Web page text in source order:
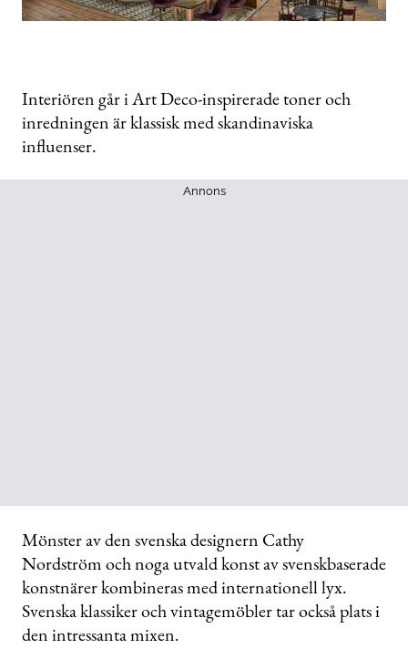
Interiören går i Art Deco-inspirerade toner och
inredningen är klassisk med skandinaviska
influenser.
Annons
Mönster av den svenska designern Cathy
Nordström och noga utvald konst av svenskbaserade
konstnärer kombineras med internationell lyx.
Svenska klassiker och vintagemöbler tar också plats i
den intressanta mixen.